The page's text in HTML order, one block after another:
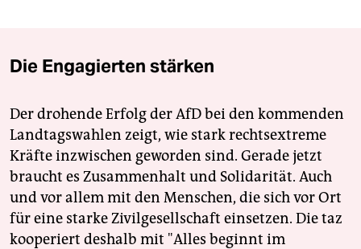
Die Engagierten stärken
Der drohende Erfolg der AfD bei den kommenden
Landtagswahlen zeigt, wie stark rechtsextreme
Kräfte inzwischen geworden sind. Gerade jetzt
braucht es Zusammenhalt und Solidarität. Auch
und vor allem mit den Menschen, die sich vor Ort
für eine starke Zivilgesellschaft einsetzen. Die taz
kooperiert deshalb mit "Alles beginnt im